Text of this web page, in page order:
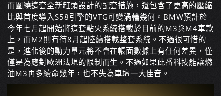
而圍繞這套全新缸頭設計的配套措施，還包含了更高的壓縮
比與首度導入S58引擎的VTG可變渦輪幾何。BMW預計於
今年七月起開始將這套點火系統搭載於目前的M3與M4車款
上，而M2則有待8月起陸續搭載整套系統。不過很可惜的
是，進化後的動力單元將不會在帳面數據上有任何差異，僅
僅是為應對歐洲法規的限制而生。不過如果此番科技能讓燃
油M3再多續命幾年，也不失為車壇一大佳音。